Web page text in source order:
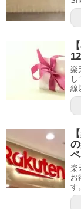
楽
線
楽
お
す。